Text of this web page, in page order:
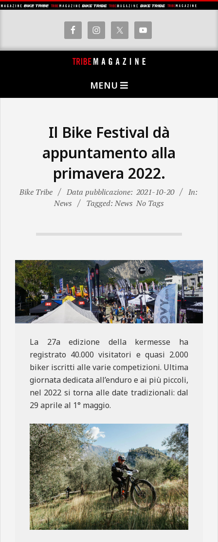
Skip
I
MENU
Il Bike Festival dà
appuntamento alla
primavera 2022.
Bike Tribe Data pubblicazione: 2021-10-20
In:
News
Tagged: News No Tags
La 27a edizione della kermesse ha
registrato 40.000 visitatori e quasi 2.000
biker iscritti alle varie competizioni. Ultima
giornata dedicata all’enduro e ai più piccoli,
nel 2022 si torna alle date tradizionali: dal
29 aprile al 1° maggio.